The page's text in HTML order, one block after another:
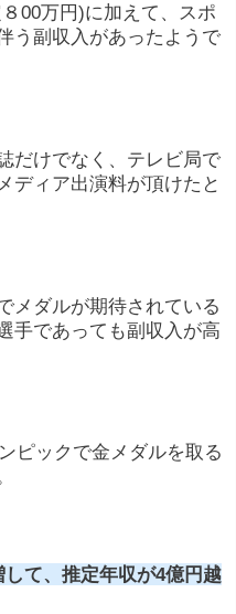
00万円)に加えて、スポ
う副収入があったようで
だけでなく、テレビ局で
ディア出演料が頂けたと
メダルが期待されている
手であっても副収入が高
ピックで金メダルを取る
て、推定年収が4億円越